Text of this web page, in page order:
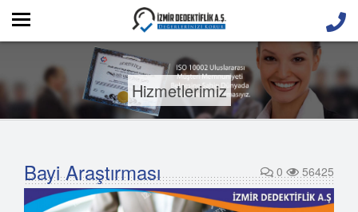
Hizmetlerimiz
Bayi Araştırması 0 56425